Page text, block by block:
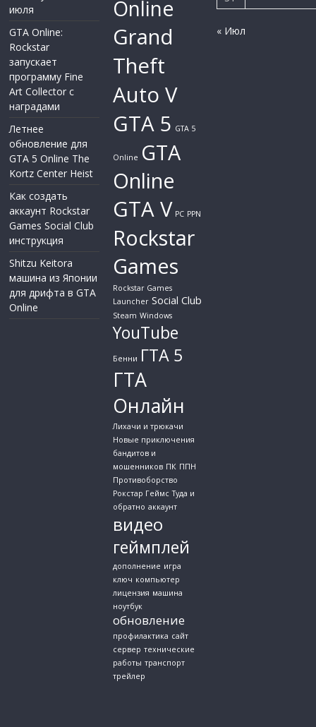
июля
GTA Online:
Rockstar
запускает
программу Fine
Art Collector с
наградами
Летнее
обновление для
GTA 5 Online The
Kortz Center Heist
Как создать
аккаунт Rockstar
Games Social Club
инструкция
Shitzu Keitora
машина из Японии
для дрифта в GTA
Online
Online
Grand
Theft
Auto V
GTA 5 GTA 5
Online GTA
Online
GTA V PC PPN
Rockstar
Games
Rockstar Games
Launcher Social Club
Steam Windows
YouTube
Бенни ГТА 5
ГТА
Онлайн
Лихачи и трюкачи
Новые приключения
бандитов и
мошенников ПК ППН
Противоборство
Рокстар Геймс Туда и
обратно аккаунт
видео
геймплей
дополнение игра
ключ компьютер
лицензия машина
ноутбук
обновление
профилактика сайт
сервер технические
работы транспорт
трейлер
« Июл